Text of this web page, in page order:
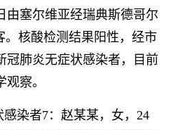
由塞尔维亚经瑞典斯德哥尔
。核酸检测结果阳性，经市
冠肺炎无症状感染者，目前
察。
染者7：赵某某，女，24